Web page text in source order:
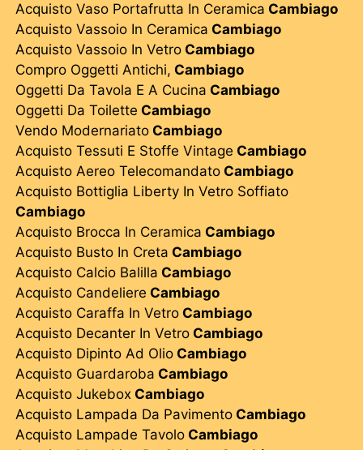
Acquisto Vaso Portafrutta In Ceramica Cambiago
Acquisto Vassoio In Ceramica Cambiago
Acquisto Vassoio In Vetro Cambiago
Compro Oggetti Antichi, Cambiago
Oggetti Da Tavola E A Cucina Cambiago
Oggetti Da Toilette Cambiago
Vendo Modernariato Cambiago
Acquisto Tessuti E Stoffe Vintage Cambiago
Acquisto Aereo Telecomandato Cambiago
Acquisto Bottiglia Liberty In Vetro Soffiato
Cambiago
Acquisto Brocca In Ceramica Cambiago
Acquisto Busto In Creta Cambiago
Acquisto Calcio Balilla Cambiago
Acquisto Candeliere Cambiago
Acquisto Caraffa In Vetro Cambiago
Acquisto Decanter In Vetro Cambiago
Acquisto Dipinto Ad Olio Cambiago
Acquisto Guardaroba Cambiago
Acquisto Jukebox Cambiago
Acquisto Lampada Da Pavimento Cambiago
Acquisto Lampade Tavolo Cambiago